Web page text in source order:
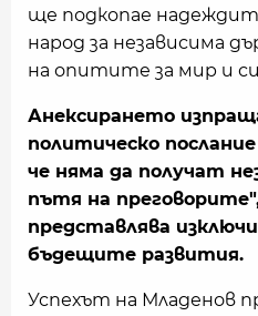
ще подкопае
народ за независима
на опитите за мир и
Анексирането
политическо
че няма да получат
пътя на
представлява
бъдещите развития.
Успехът на Младенов